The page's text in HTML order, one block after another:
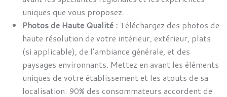
uniques que vous proposez.
Photos de Haute Qualité : Téléchargez des photos de
haute résolution de votre intérieur, extérieur, plats
(si applicable), de l’ambiance générale, et des
paysages environnants. Mettez en avant les éléments
uniques de votre établissement et les atouts de sa
localisation. 90% des consommateurs accordent de